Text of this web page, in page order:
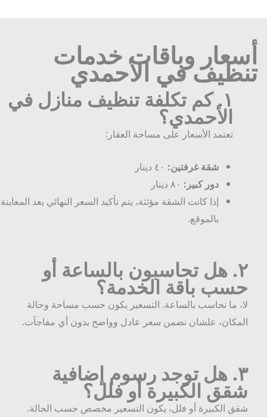
وباقات خدمات
في الأحمدي
كم تكلفة تنظيف منازل في
الأحمدي؟
تعتمد الأسعار على مساحة العقار:
شقة غرفتين:٤٠ دينار
دور كبير:٨٠ دينار
إذا كانت الشقة مؤثثة، يتم تأكيد السعر النهائي بعد المعاينة
بالموقع.
هل تحاسبون بالساعة أو
حسب باقة الخدمة؟
لا، ما نحاسب بالساعة. التسعير يكون حسب مساحة وحالة
المكان، علشان نضمن سعر عادل وواضح بدون أي مفاجآت.
هل توجد رسوم إضافية
شقق الكبيرة أو فلل؟
شقق الكبيرة أو فلل، يكون التسعير مخصص حسب الحالة.